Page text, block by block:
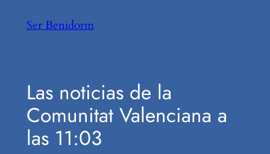
Ser Benidorm
Las noticias de la
Comunitat Valenciana a
las 11:03